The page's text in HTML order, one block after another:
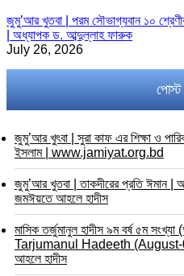
জুমু’আর খুতবা | পরম সৌভাগ্যবান ১০
| অধ্যাপক ড. আব্দুল্লাহ ফারুক
July 26, 2026
জুমু’আর খুৎবা | সুরা কাফ এর শিক্ষা ও
ইসলাম | www.jamiyat.org.bd
জুমু’আর খুতবা | তাকদীরের প্রতি ঈমান |
জমঈয়তে আহলে হাদীস
মাসিক তর্জুমানুল হাদীস ৯ম বর্ষ ৫ম
Tarjumanul Hadeeth (August-
আহলে হাদীস